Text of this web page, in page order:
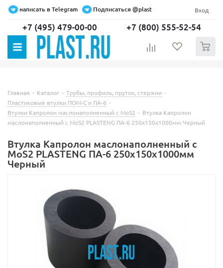
написать в Telegram Подписаться @plast Вход
+7 (495) 479-00-00 +7 (800) 555-52-54
Главная - Каталог - Трубы, профиль, пруток, стержни -
Пластиковые втулки ПОМ-С и ПА-6 -
Втулки Капролон маслонаполненный с MoS2 - Втулка Капролон
маслонаполненный с MoS2 PLASTENG ПА-6 250х150х1000мм Черный
Втулка Капролон маслонаполненный с
MoS2 PLASTENG ПА-6 250х150х1000мм
Черный